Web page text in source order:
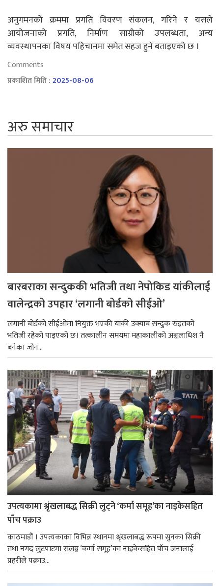
अनुगमनको क्रममा प्रगति विवरण संकलन, गरिने र यसले
आयोजनाको प्रगति, निर्माण साग्रीको उपलब्धता, अन्य
व्यवस्थापनका विषय पहिचानमा समेत सहज हुने बताइएको छ ।
Comments
प्रकाशित मिति :2025-08-06
अरु समाचार
बारबराका सन्दुककी भतिजी तथा नेपोकिड यांकीलाई
वालेन्द्रको उपहार ‘लगानी बोर्डको सीईओ’
लगानी बोर्डको सीईओमा नियुक्त भएकी यांकी उक्याब सन्दुक रुइतको
भतिजी रहेको पाइएको छ। तत्कालीन समयमा महाकालीको अञ्चलाधिश नै
बनेका जोन...
उपत्यकामा श्रृंखलाबद्ध सिक्री लुट्ने ‘कर्मा समूह’का नाइकेसहित
पाँच पक्राउ
काठमाडौं । उपत्यकाका विभिन्न स्थानमा श्रृंखलाबद्ध रूपमा सुनका सिक्री
तथा नगद लुटपाटमा संलग्न ‘कर्मा समूह’का नाइकेसहित पाँच जनालाई
प्रहरीले पक्राउ...